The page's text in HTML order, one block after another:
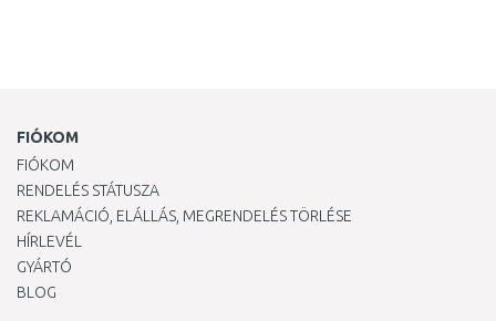
FIÓKOM
FIÓKOM
RENDELÉS STÁTUSZA
REKLAMÁCIÓ, ELÁLLÁS, MEGRENDELÉS TÖRLÉSE
HÍRLEVÉL
GYÁRTÓ
BLOG